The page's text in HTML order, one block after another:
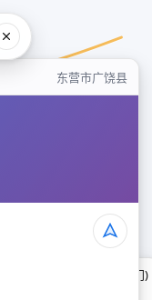
东营市广饶县
广饶正和石化有限公司(东1门)